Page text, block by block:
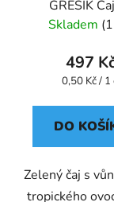
GREŠÍK
světadílů
Skladem
497
Měrná
0,50 Kč / 1
DO
Zelený čaj s
tropického